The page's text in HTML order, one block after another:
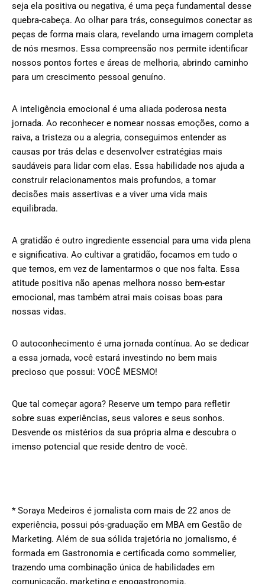
seja ela positiva ou negativa, é uma peça fundamental desse
quebra-cabeça. Ao olhar para trás, conseguimos conectar as
peças de forma mais clara, revelando uma imagem completa
de nós mesmos. Essa compreensão nos permite identificar
nossos pontos fortes e áreas de melhoria, abrindo caminho
para um crescimento pessoal genuíno.
A inteligência emocional é uma aliada poderosa nesta
jornada. Ao reconhecer e nomear nossas emoções, como a
raiva, a tristeza ou a alegria, conseguimos entender as
causas por trás delas e desenvolver estratégias mais
saudáveis para lidar com elas. Essa habilidade nos ajuda a
construir relacionamentos mais profundos, a tomar
decisões mais assertivas e a viver uma vida mais
equilibrada.
A gratidão é outro ingrediente essencial para uma vida plena
e significativa. Ao cultivar a gratidão, focamos em tudo o
que temos, em vez de lamentarmos o que nos falta. Essa
atitude positiva não apenas melhora nosso bem-estar
emocional, mas também atrai mais coisas boas para
nossas vidas.
O autoconhecimento é uma jornada contínua. Ao se dedicar
a essa jornada, você estará investindo no bem mais
precioso que possui: VOCÊ MESMO!
Que tal começar agora? Reserve um tempo para refletir
sobre suas experiências, seus valores e seus sonhos.
Desvende os mistérios da sua própria alma e descubra o
imenso potencial que reside dentro de você.
* Soraya Medeiros é jornalista com mais de 22 anos de
experiência, possui pós-graduação em MBA em Gestão de
Marketing. Além de sua sólida trajetória no jornalismo, é
formada em Gastronomia e certificada como sommelier,
trazendo uma combinação única de habilidades em
comunicação, marketing e enogastronomia.